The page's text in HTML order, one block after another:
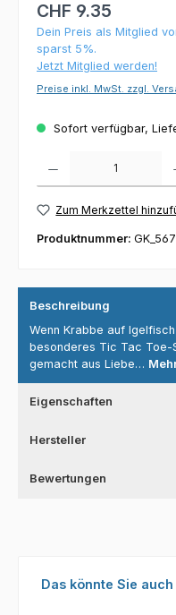
CHF 9.35
Dein Preis als Mitglied
sparst 5%.
Jetzt Mitglied werden!
Preise inkl. MwSt. zzgl.
Sofort verfügbar,
Zum Merkzettel
Produktnummer:
Beschreibung
Wenn Krabbe auf
besonderes Tic Tac Toe-
gemacht aus Liebe…
Eigenschaften
Hersteller
Bewertungen
Produktgalerie
Das könnte Sie